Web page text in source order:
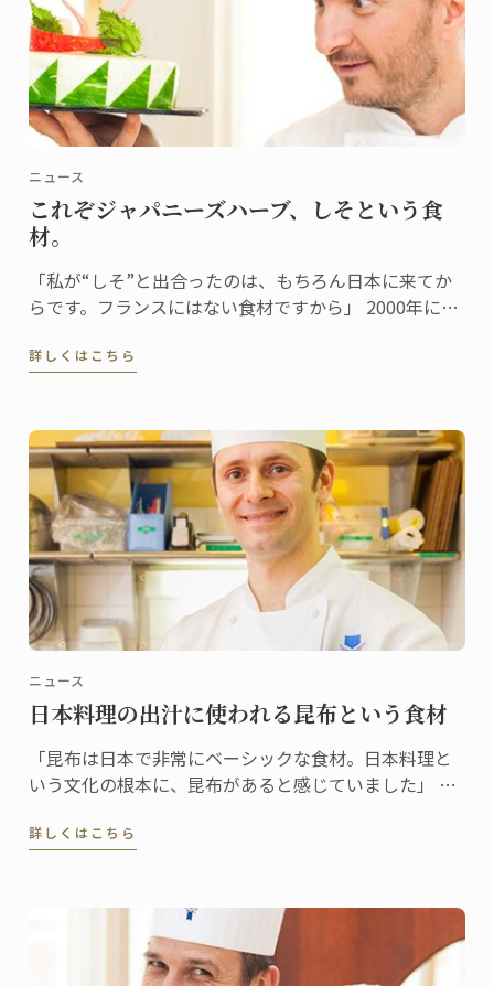
ニュース
これぞジャパニーズハーブ、しそという食
材。
「私が“しそ”と出合ったのは、もちろん日本に来てか
らです。フランスにはない食材ですから」 2000年に来
フ。しそとは日本食を通じて出合ったという。 「珍し
詳しくはこちら
ニュース
日本料理の出汁に使われる昆布という食材
「昆布は日本で非常にベーシックな食材。日本料理と
いう文化の根本に、昆布があると感じていました」 昆
詳しくはこちら